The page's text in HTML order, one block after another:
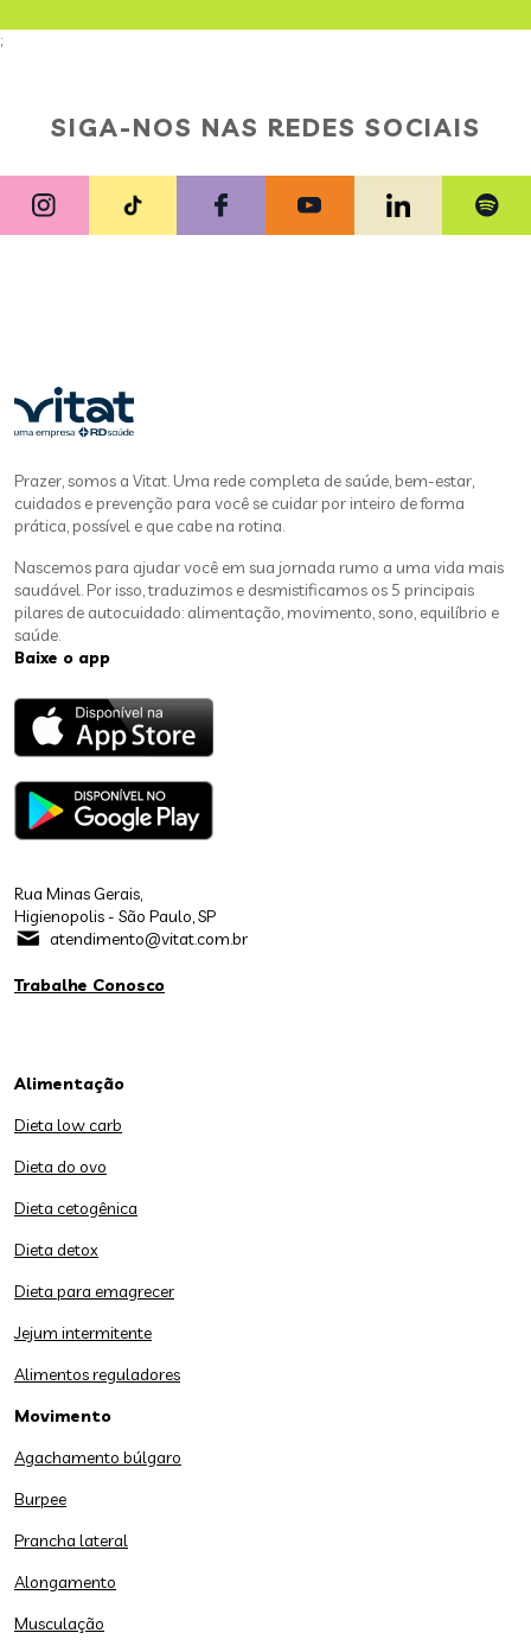
;
SIGA-NOS NAS REDES SOCIAIS
Prazer, somos a Vitat. Uma rede completa de saúde, bem-estar,
cuidados e prevenção para você se cuidar por inteiro de forma
prática, possível e que cabe na rotina.
Nascemos para ajudar você em sua jornada rumo a uma vida mais
saudável. Por isso, traduzimos e desmistificamos os 5 principais
pilares de autocuidado: alimentação, movimento, sono, equilíbrio e
saúde.
Baixe o app
Rua Minas Gerais,
Higienopolis - São Paulo, SP
atendimento@vitat.com.br
Trabalhe Conosco
Alimentação
Dieta low carb
Dieta do ovo
Dieta cetogênica
Dieta detox
Dieta para emagrecer
Jejum intermitente
Alimentos reguladores
Movimento
Agachamento búlgaro
Burpee
Prancha lateral
Alongamento
Musculação